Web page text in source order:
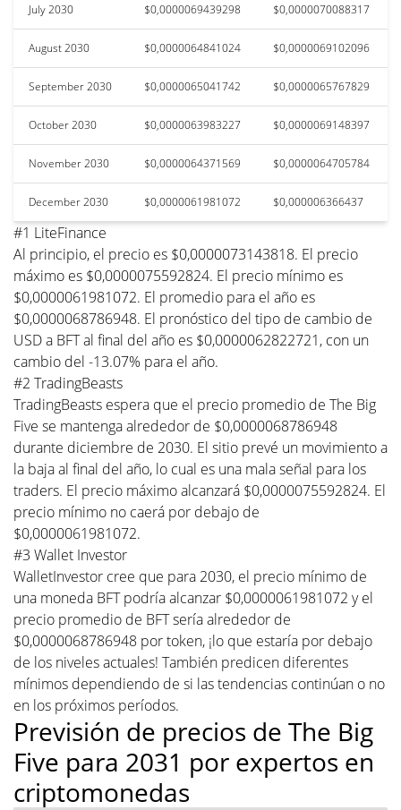
July 2030 $0,0000069439298 $0,0000070088317
August 2030 $0,0000064841024 $0,0000069102096
September 2030 $0,0000065041742 $0,0000065767829
October 2030 $0,0000063983227 $0,0000069148397
November 2030 $0,0000064371569 $0,0000064705784
December 2030 $0,0000061981072 $0,000006366437
#1 LiteFinance
Al principio, el precio es $0,0000073143818. El precio
máximo es $0,0000075592824. El precio mínimo es
$0,0000061981072. El promedio para el año es
$0,0000068786948. El pronóstico del tipo de cambio de
USD a BFT al final del año es $0,0000062822721, con un
cambio del -13.07% para el año.
#2 TradingBeasts
TradingBeasts espera que el precio promedio de The Big
Five se mantenga alrededor de $0,0000068786948
durante diciembre de 2030. El sitio prevé un movimiento a
la baja al final del año, lo cual es una mala señal para los
traders. El precio máximo alcanzará $0,0000075592824. El
precio mínimo no caerá por debajo de
$0,0000061981072.
#3 Wallet Investor
WalletInvestor cree que para 2030, el precio mínimo de
una moneda BFT podría alcanzar $0,0000061981072 y el
precio promedio de BFT sería alrededor de
$0,0000068786948 por token, ¡lo que estaría por debajo
de los niveles actuales! También predicen diferentes
mínimos dependiendo de si las tendencias continúan o no
en los próximos períodos.
Previsión de precios de The Big
Five para 2031 por expertos en
criptomonedas